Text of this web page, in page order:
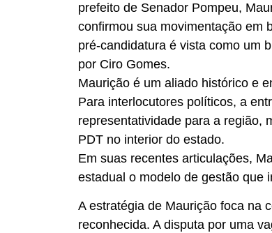
prefeito de Senador Pompeu,
confirmou sua movimentação em
pré-candidatura é vista como um
por Ciro Gomes.
Maurição é um aliado histórico e
Para interlocutores políticos, a
representatividade para a região,
PDT no interior do estado.
Em suas recentes articulações,
estadual o modelo de gestão que
A estratégia de Maurição foca na
reconhecida. A disputa por uma